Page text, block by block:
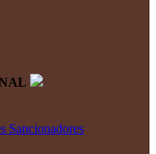
Sancionadores